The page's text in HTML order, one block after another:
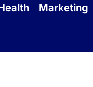
Marketing